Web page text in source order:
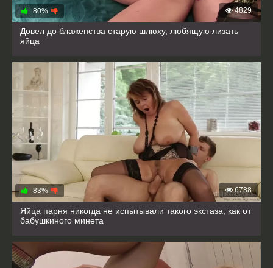
4829
80%
Довел до блаженства старую шлюху, любящую лизать
яйца
6788
83%
Яйца парня никогда не испытывали такого экстаза, как от
бабушкиного минета